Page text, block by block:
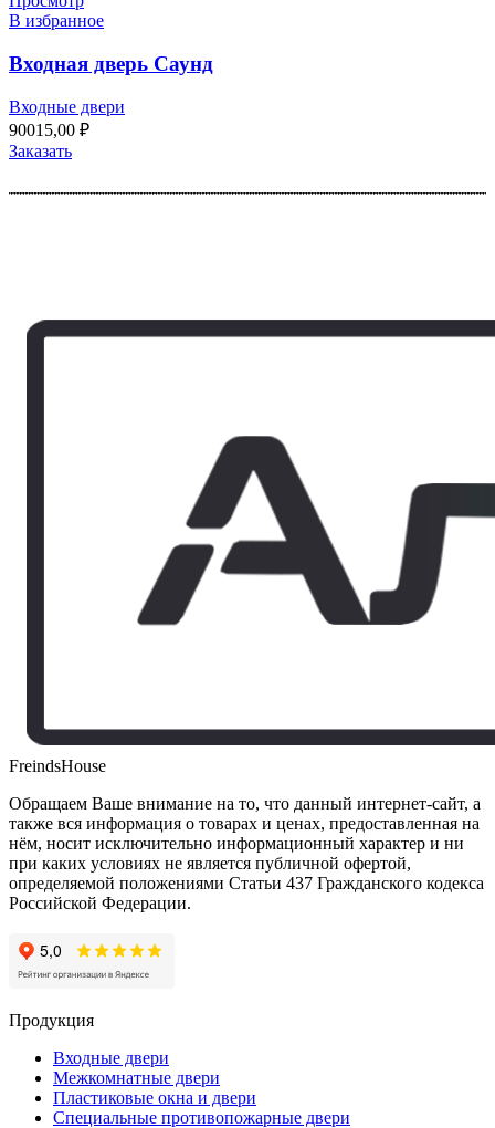
В избранное
Входная дверь Саунд
Входные двери
90015,00 ₽
Заказать
FreindsHouse
Обращаем Ваше внимание на то, что данный интернет-сайт, а
также вся информация о товарах и ценах, предоставленная на
нём, носит исключительно информационный характер и ни
при каких условиях не является публичной офертой,
определяемой положениями Статьи 437 Гражданского кодекса
Российской Федерации.
Продукция
Входные двери
Межкомнатные двери
Пластиковые окна и двери
Специальные противопожарные двери